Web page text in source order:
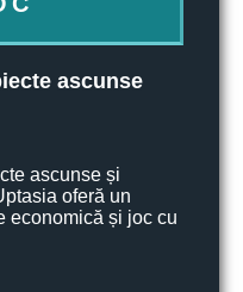
ascunse
ascunse și
oferă un
economică și joc cu